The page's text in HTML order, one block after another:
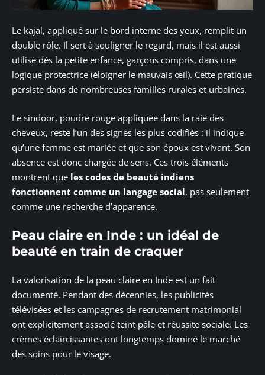
Le kajal, appliqué sur le bord interne des yeux, remplit un
double rôle. Il sert à souligner le regard, mais il est aussi
utilisé dès la petite enfance, garçons compris, dans une
logique protectrice (éloigner le mauvais œil). Cette pratique
persiste dans de nombreuses familles rurales et urbaines.
Le sindoor, poudre rouge appliquée dans la raie des
cheveux, reste l’un des signes les plus codifiés : il indique
qu’une femme est mariée et que son époux est vivant. Son
absence est donc chargée de sens. Ces trois éléments
montrent que les codes de beauté indiens
fonctionnent comme un langage social, pas seulement
comme une recherche d’apparence.
Peau claire en Inde : un idéal de
beauté en train de craquer
La valorisation de la peau claire en Inde est un fait
documenté. Pendant des décennies, les publicités
télévisées et les campagnes de recrutement matrimonial
ont explicitement associé teint pâle et réussite sociale. Les
crèmes éclaircissantes ont longtemps dominé le marché
des soins pour le visage.